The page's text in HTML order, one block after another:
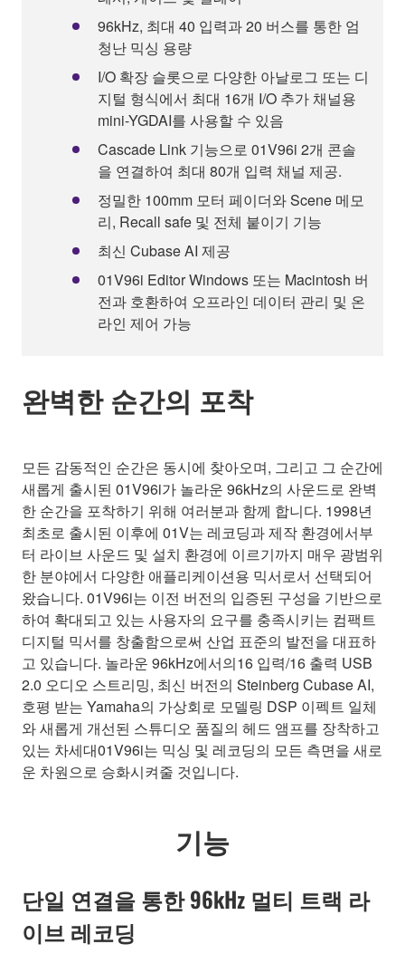
96kHz, 최대 40 입력과 20 버스를 통한 엄
청난 믹싱 용량
I/O 확장 슬롯으로 다양한 아날로그 또는 디
지털 형식에서 최대 16개 I/O 추가 채널용
mini-YGDAI를 사용할 수 있음
Cascade Link 기능으로 01V96i 2개 콘솔
을 연결하여 최대 80개 입력 채널 제공.
정밀한 100mm 모터 페이더와 Scene 메모
리, Recall safe 및 전체 붙이기 기능
최신 Cubase AI 제공
01V96i Editor Windows 또는 Macintosh 버
전과 호환하여 오프라인 데이터 관리 및 온
라인 제어 가능
완벽한 순간의 포착
모든 감동적인 순간은 동시에 찾아오며, 그리고 그 순간에
새롭게 출시된 01V96i가 놀라운 96kHz의 사운드로 완벽
한 순간을 포착하기 위해 여러분과 함께 합니다. 1998년
최초로 출시된 이후에 01V는 레코딩과 제작 환경에서부
터 라이브 사운드 및 설치 환경에 이르기까지 매우 광범위
한 분야에서 다양한 애플리케이션용 믹서로서 선택되어
왔습니다. 01V96i는 이전 버전의 입증된 구성을 기반으로
하여 확대되고 있는 사용자의 요구를 충족시키는 컴팩트
디지털 믹서를 창출함으로써 산업 표준의 발전을 대표하
고 있습니다. 놀라운 96kHz에서의16 입력/16 출력 USB
2.0 오디오 스트리밍, 최신 버전의 Steinberg Cubase AI,
호평 받는 Yamaha의 가상회로 모델링 DSP 이펙트 일체
와 새롭게 개선된 스튜디오 품질의 헤드 앰프를 장착하고
있는 차세대01V96i는 믹싱 및 레코딩의 모든 측면을 새로
운 차원으로 승화시켜줄 것입니다.
기능
단일 연결을 통한 96kHz 멀티 트랙 라
이브 레코딩